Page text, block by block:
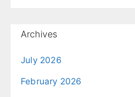
Archives
July 2026
February 2026